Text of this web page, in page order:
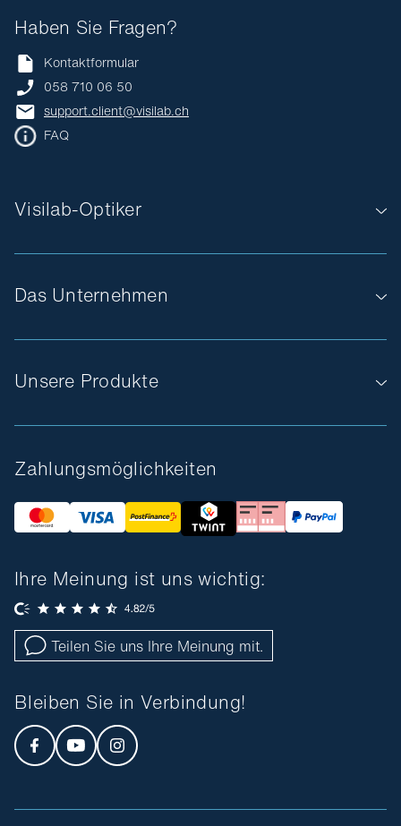
Das Unternehmen
Unsere Produkte
Visilab-Optiker
Haben Sie Fragen?
Kontaktformular
058 710 06 50
support.client@visilab.ch
FAQ
Zahlungsmöglichkeiten
Ihre Meinung ist uns wichtig:
Teilen Sie uns Ihre Meinung mit.
Bleiben Sie in Verbindung!